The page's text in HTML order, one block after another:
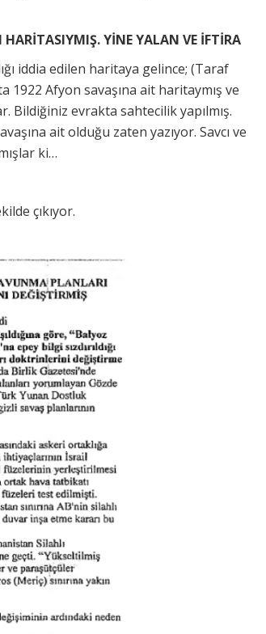
YİNE YALAN VE İFTİRA
iddia edilen haritaya gelince; (Taraf
1922 Afyon savaşına ait haritaymış ve
Bildiğiniz evrakta sahtecilik yapılmış.
ait olduğu zaten yazıyor. Savcı ve
ki…
çıkıyor.